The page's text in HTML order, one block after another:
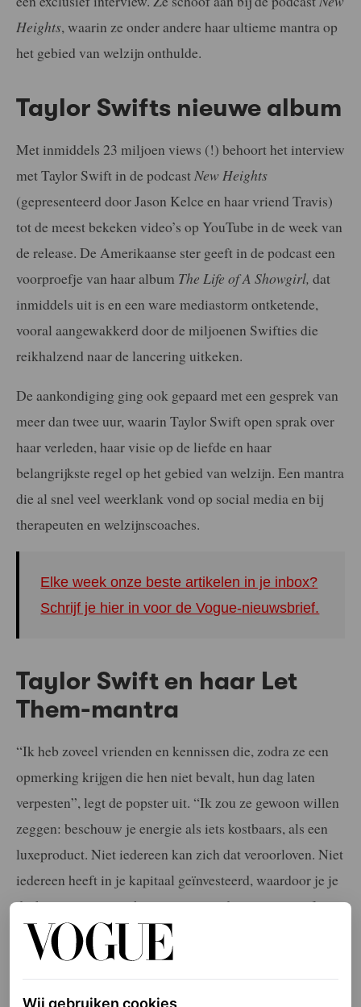
Heights, waarin ze onder andere haar ultieme mantra op
het gebied van welzijn onthulde.
Taylor Swifts nieuwe album
Met inmiddels 23 miljoen views (!) behoort het interview
met Taylor Swift in de podcast New Heights
(gepresenteerd door Jason Kelce en haar vriend Travis)
tot de meest bekeken video’s op YouTube in de week van
de release. De Amerikaanse ster geeft in de podcast een
voorproefje van haar album The Life of A Showgirl, dat
inmiddels uit is en een ware mediastorm ontketende,
vooral aangewakkerd door de miljoenen Swifties die
reikhalzend naar de lancering uitkeken.
De aankondiging ging ook gepaard met een gesprek van
meer dan twee uur, waarin Taylor Swift open sprak over
haar verleden, haar visie op de liefde en haar
belangrijkste regel op het gebied van welzijn. Een mantra
die al snel veel weerklank vond op social media en bij
therapeuten en welzijnscoaches.
Elke week onze beste artikelen in je inbox?
Schrijf je hier in voor de Vogue-nieuwsbrief.
Taylor Swift en haar Let
Them-mantra
“Ik heb zoveel vrienden en kennissen die, zodra ze een
opmerking krijgen die hen niet bevalt, hun dag laten
verpesten”, legt de popster uit. “Ik zou ze gewoon willen
zeggen: beschouw je energie als iets kostbaars, als een
luxeproduct. Niet iedereen kan zich dat veroorloven. Niet
iedereen heeft in je kapitaal geïnvesteerd, waardoor je je
druk zou moeten maken over wat anderen zeggen of
denken. Waar je je energie aan besteedt, is helemaal aan
jou.”
Wij gebruiken cookies